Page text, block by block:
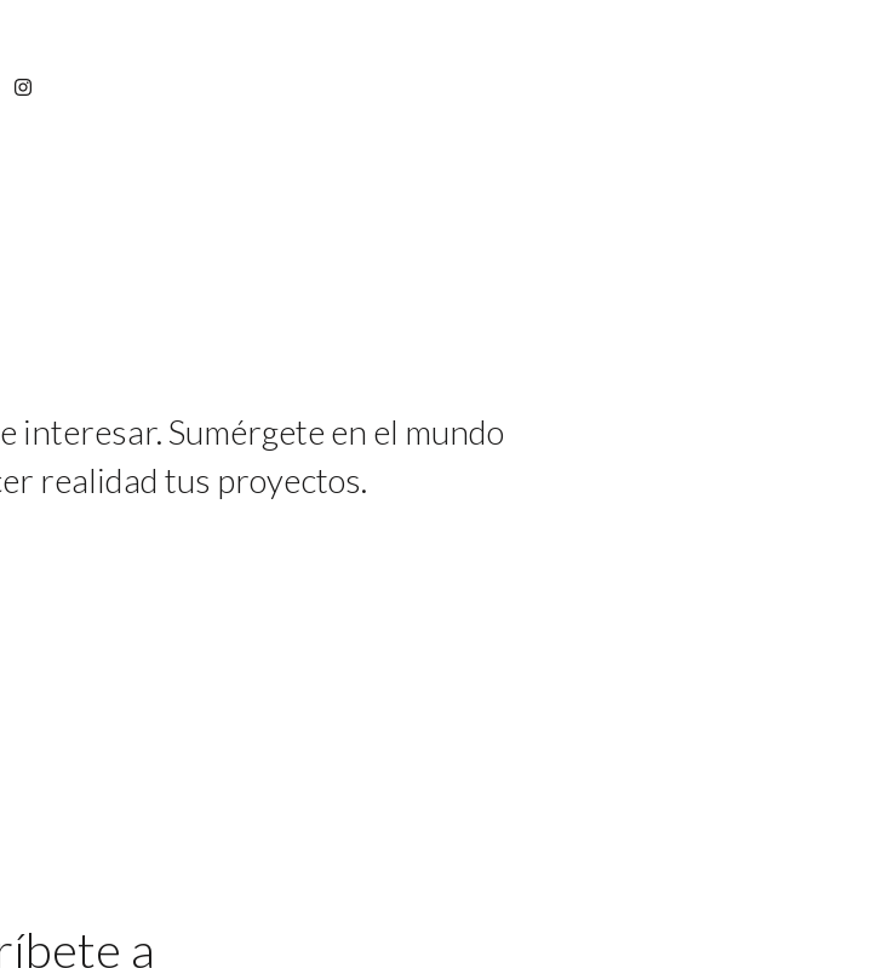
interesar. Sumérgete en el mundo
realidad tus proyectos.
a